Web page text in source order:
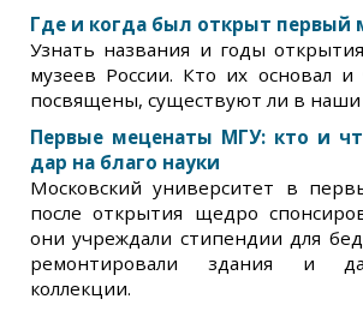
Где и когда был открыт первый
Узнать названия и годы
музеев России. Кто их основал
посвящены, существуют ли в наши
Первые меценаты МГУ: кто и
дар на благо науки
Московский университет в
после открытия щедро
они учреждали стипендии для
ремонтировали здания и
коллекции.